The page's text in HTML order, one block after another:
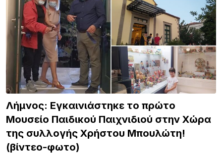
Λήμνος: Εγκαινιάστηκε το πρώτο
Μουσείο Παιδικού Παιχνιδιού στην Χώρα
της συλλογής Χρήστου Μπουλώτη!
(βίντεο-φωτο)